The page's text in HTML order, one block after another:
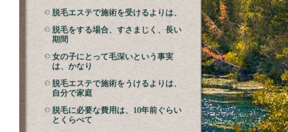
脱毛エステで施術を受けるよりは、
脱毛をする場合、すさまじく、長い
期間
女の子にとって毛深いという事実
は、かなり
脱毛エステで施術をうけるよりは、
自分で家庭
脱毛に必要な費用は、10年前ぐらい
とくらべて